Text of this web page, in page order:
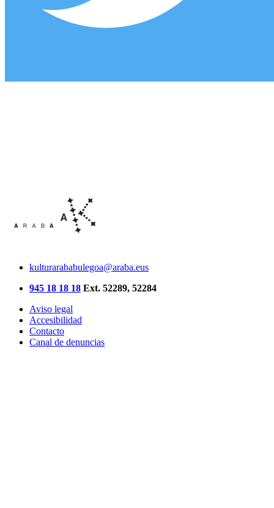
kulturarababulegoa@araba.eus
945 18 18 18 Ext. 52289, 52284
Aviso legal
Accesibilidad
Contacto
Canal de denuncias